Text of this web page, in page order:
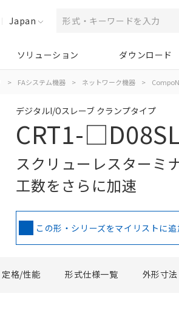
Japan
ソリューション ダウンロード
> FAシステム機器 > ネットワーク機器 >
デジタルI/Oスレーブ クランプタイプ
CRT1-
スクリューレスターミ
工数をさらに加速
この形・シリーズをマイリストに追
定格/性能 形式仕様一覧 外形寸法